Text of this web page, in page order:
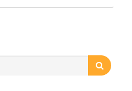
включая температуру